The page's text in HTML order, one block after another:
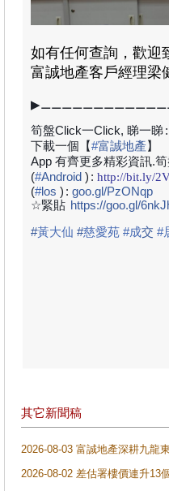
如有任何查詢，歡迎
富誠地產客戶經理梁
筍盤Click一Click, 睇一睇:
下載一個【#富誠地產】
App 有齊更多精彩資訊.
(#Android ) : http://bit.ly/
(#los ) : goo.gl/PzONqp
☆緊貼 https://goo.gl/
#黃大仙 #慈愛苑 #成交 #
其它新聞稿
2026-08-03 富誠地產深耕九龍
2026-08-02 差估署樓價連升13